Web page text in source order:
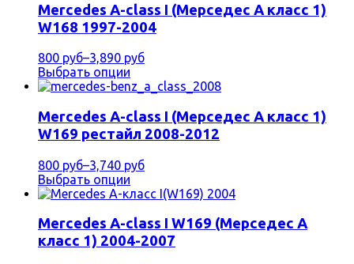
Mercedes A-class I (Мерседес А класс 1)
W168 1997-2004
800 руб–3,890 руб
Выбрать опции
Mercedes A-class I (Мерседес А класс 1)
W169 рестайл 2008-2012
800 руб–3,740 руб
Выбрать опции
Mercedes A-class I W169 (Мерседес А
класс 1) 2004-2007